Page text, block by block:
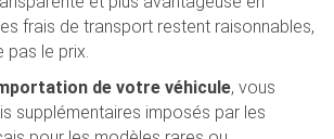
frais de transport restent raisonnables,
pas le prix.
de votre véhicule, vous
supplémentaires imposés par les